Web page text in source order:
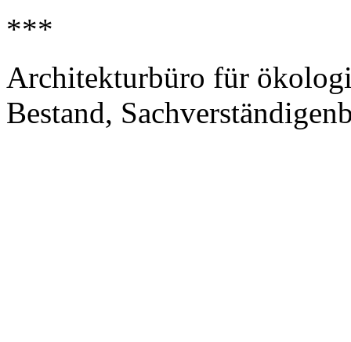
***
Architekturbüro für
Bestand,